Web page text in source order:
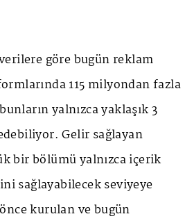
göre bugün reklam
115 milyondan fazla
yalnızca yaklaşık 3
Gelir sağlayan
bir bölümü yalnızca içerik
sağlayabilecek seviyeye
kurulan ve bugün